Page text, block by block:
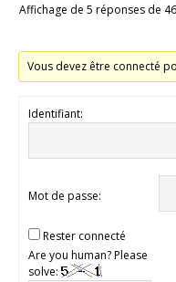
Affichage de 5 réponses de
Vous devez être connecté
Identifiant:
Mot de passe:
Rester connecté
Are you human? Please
solve: